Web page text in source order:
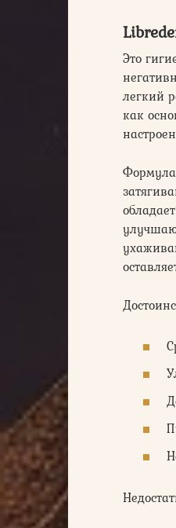
Это
легкий
как
Формула